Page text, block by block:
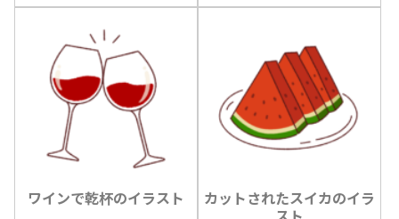
ワインで乾杯のイラスト
カットされたスイカのイラ